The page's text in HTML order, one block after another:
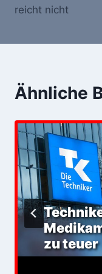
reicht nicht
Ähnliche
zu teuer